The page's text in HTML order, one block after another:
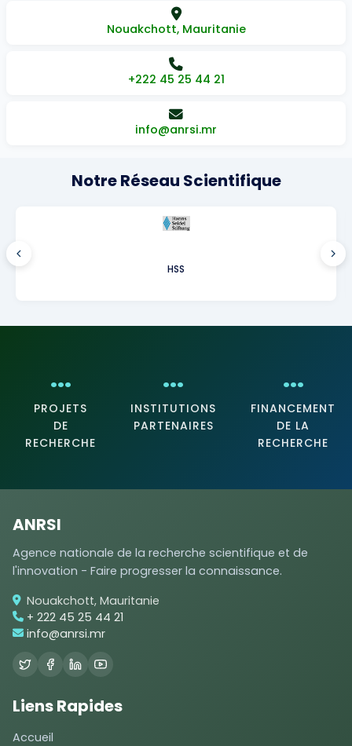
Nouakchott, Mauritanie
+222 45 25 44 21
info@anrsi.mr
Notre Réseau Scientifique
HSS
...
PROJETS
DE
RECHERCHE
...
INSTITUTIONS
PARTENAIRES
...
FINANCEMENT
DE LA
RECHERCHE
ANRSI
Agence nationale de la recherche scientifique et de
l'innovation - Faire progresser la connaissance.
Nouakchott, Mauritanie
+ 222 45 25 44 21
info@anrsi.mr
Liens Rapides
Accueil